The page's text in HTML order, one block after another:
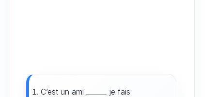
C’est un ami ______ je fais